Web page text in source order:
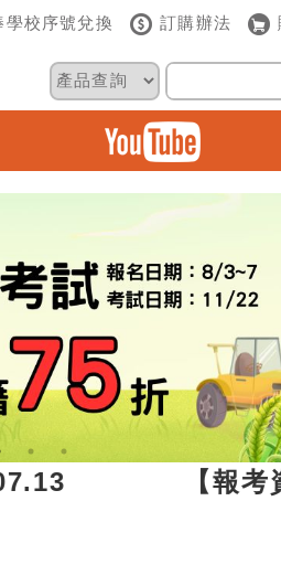
學校序號兌換 訂購辦法
【報考資訊